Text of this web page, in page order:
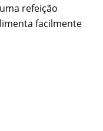
refeição
facilmente